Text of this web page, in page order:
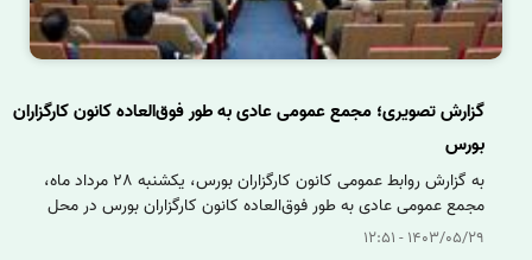
گزارش تصویری؛ مجمع عمومی عادی به طور فوق‌العاده کانون کارگزاران
بورس
1403/05/29 - 12:51
به گزارش روابط عمومی کانون کارگزاران بورس، یکشنبه ٢٨ مرداد ماه،
مجمع عمومی عادی به طور فوق‌العاده کانون کارگزاران بورس در محل
آمفی تئاتر سازمان بورس برگزار شد. در این مجمع اعضای کمیته انضباطی